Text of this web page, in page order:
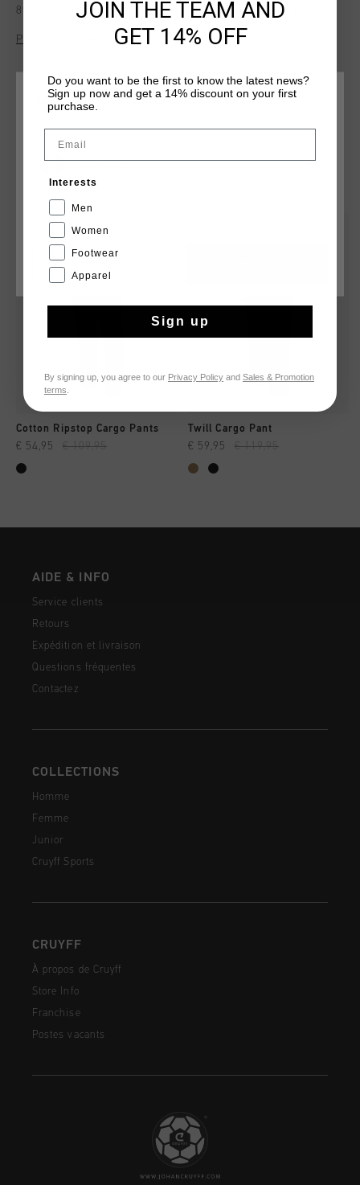
8% elastane, this slim-fit overshirt features a cargo pocket
with an internal flap and an adjustable bungee cord at the
hem. Its unique hex-shaped cut-and-sew panels at the knee
Plus d’information
TU POURRAIS AIMER
Cotton Ripstop Cargo Pants
€ 54,95 € 109,95
Twill Cargo Pant
€ 59,95 € 119,95
AIDE & INFO
Service clients
Retours
Expédition et livraison
Questions fréquentes
Contactez
COLLECTIONS
Homme
Femme
Junior
Cruyff Sports
CRUYFF
À propos de Cruyff
Store Info
Franchise
Postes vacants
CHOISISSEZ VOTRE EMPLACEMENT ET VOTRE
France
JOIN THE TEAM AND
GET 14% OFF
Do you want to be the first to know the latest news?
Sign up now and get a 14% discount on your first
purchase.
Email
Interests
Men
Women
Footwear
Apparel
Sign up
By signing up, you agree to our Privacy Policy and Sales & Promotion
terms